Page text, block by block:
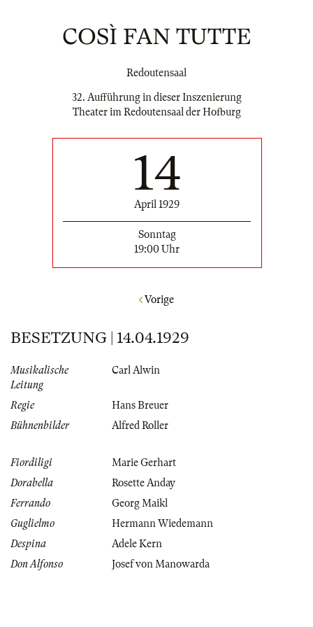
COSÌ FAN TUTTE
Redoutensaal
32. Aufführung in dieser Inszenierung
Theater im Redoutensaal der Hofburg
14
April 1929
Sonntag
19:00 Uhr
Vorige
BESETZUNG | 14.04.1929
Musikalische
Leitung
Carl Alwin
Regie
Hans Breuer
Bühnenbilder
Alfred Roller
Fiordiligi
Marie Gerhart
Dorabella
Rosette Anday
Ferrando
Georg Maikl
Guglielmo
Hermann Wiedemann
Despina
Adele Kern
Don Alfonso
Josef von Manowarda